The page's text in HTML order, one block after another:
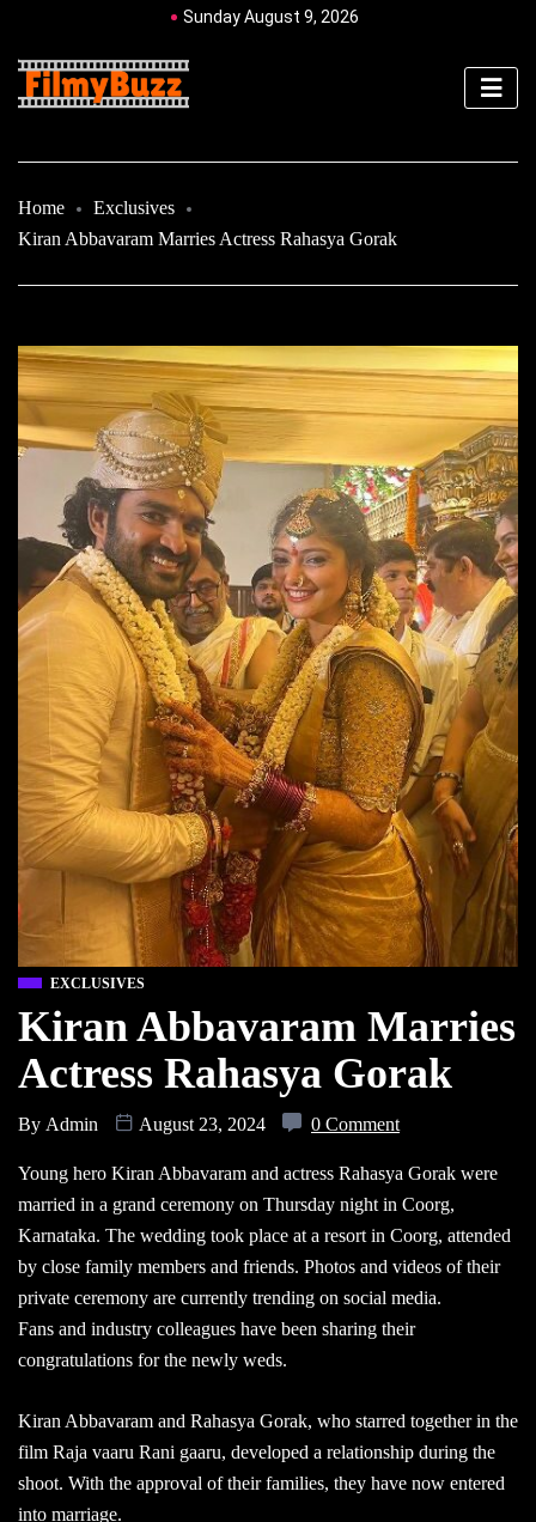
Sunday August 9, 2026
Home
Exclusives
Kiran Abbavaram Marries Actress Rahasya Gorak
EXCLUSIVES
Kiran Abbavaram Marries
Actress Rahasya Gorak
By Admin August 23, 2024 0 Comment
Young hero Kiran Abbavaram and actress Rahasya Gorak were
married in a grand ceremony on Thursday night in Coorg,
Karnataka. The wedding took place at a resort in Coorg, attended
by close family members and friends. Photos and videos of their
private ceremony are currently trending on social media.
Fans and industry colleagues have been sharing their
congratulations for the newly weds.
Kiran Abbavaram and Rahasya Gorak, who starred together in the
film Raja vaaru Rani gaaru, developed a relationship during the
shoot. With the approval of their families, they have now entered
into marriage.